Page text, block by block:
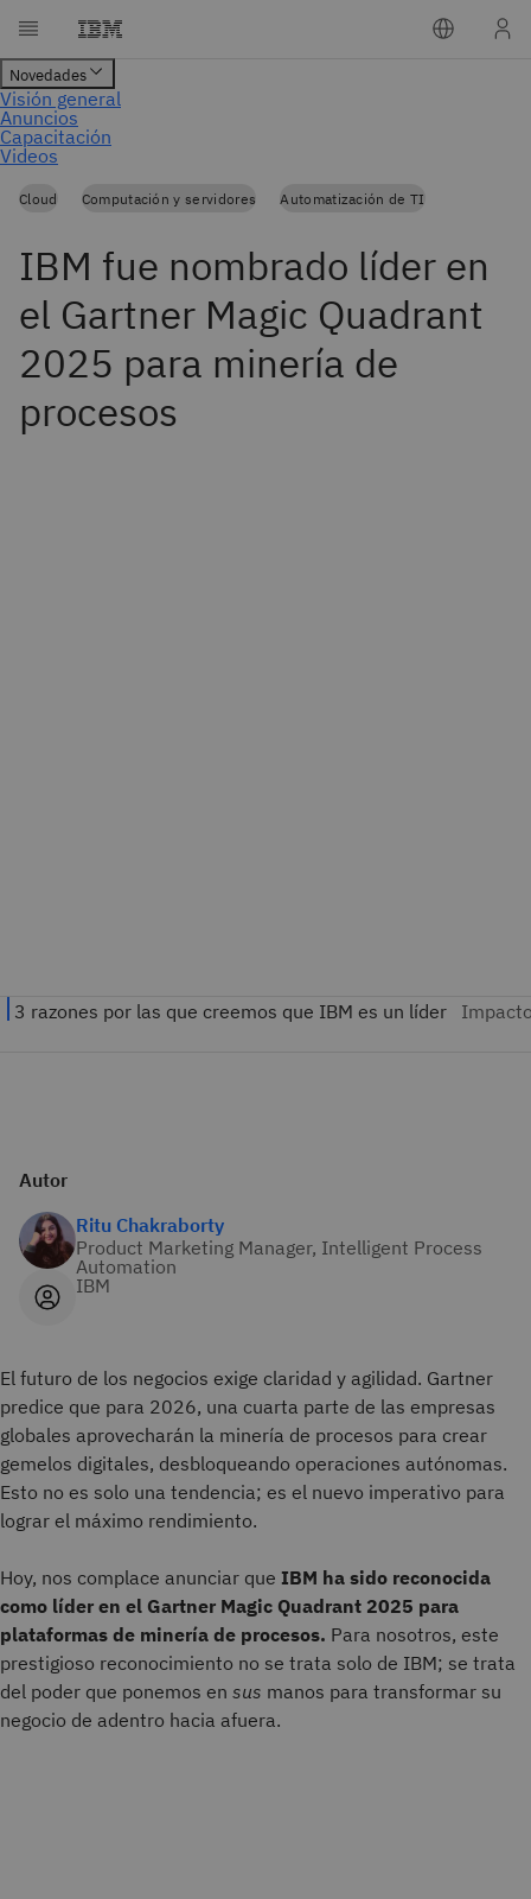
Cloud Computación y servidores Automatización de TI
IBM fue nombrado líder en
el Gartner Magic Quadrant
2025 para minería de
procesos
Autor
Ritu Chakraborty
Product Marketing Manager, Intelligent Process
Automation
IBM
El futuro de los negocios exige claridad y agilidad. Gartner
predice que para 2026, una cuarta parte de las empresas
globales aprovecharán la minería de procesos para crear
gemelos digitales, desbloqueando operaciones autónomas.
Esto no es solo una tendencia; es el nuevo imperativo para
lograr el máximo rendimiento.
Hoy, nos complace anunciar que IBM ha sido reconocida
como líder en el Gartner Magic Quadrant 2025 para
plataformas de minería de procesos. Para nosotros, este
prestigioso reconocimiento no se trata solo de IBM; se trata
del poder que ponemos en sus manos para transformar su
negocio de adentro hacia afuera.